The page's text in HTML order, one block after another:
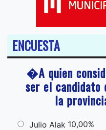
ENCUESTA
�A quien
ser el candidato
la
Julio Alak 10,00%